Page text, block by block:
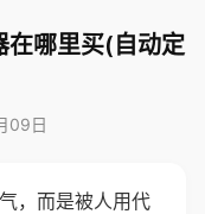
在哪里买(自动定
09日
，而是被人用代